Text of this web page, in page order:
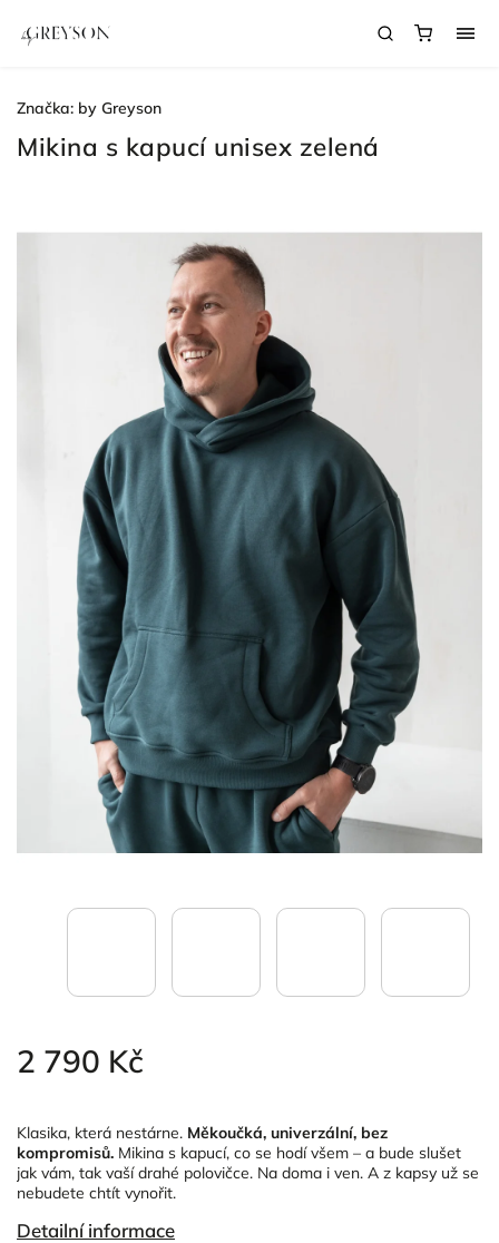
Mikina s kapucí unisex zelená
2 790 Kč
Klasika, která nestárne. Měkoučká, univerzální, bez
kompromisů. Mikina s kapucí, co se hodí všem – a bude slušet
jak vám, tak vaší drahé polovičce. Na doma i ven. A z kapsy už se
nebudete chtít vynořit.
Detailní informace
Značka: by Greyson